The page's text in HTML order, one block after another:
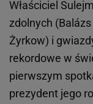
Właściciel
zdolnych
Żyrkow) i
rekordowe w
pierwszym
prezydent jego